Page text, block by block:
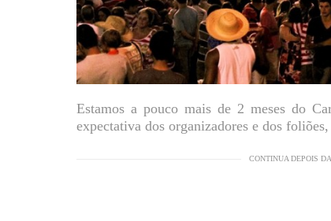
Estamos a pouco mais de 2 meses do
expectativa dos organizadores e dos
CONTINUA DEPOIS